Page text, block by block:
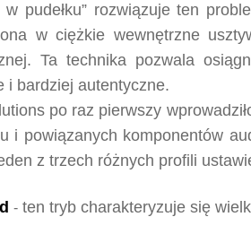
w pudełku” rozwiązuje ten
w ciężkie wewnętrzne
Ta technika pozwala
i bardziej autentyczne.
po raz pierwszy
i powiązanych komponentów
z trzech różnych profili
- ten tryb charakteryzuje się